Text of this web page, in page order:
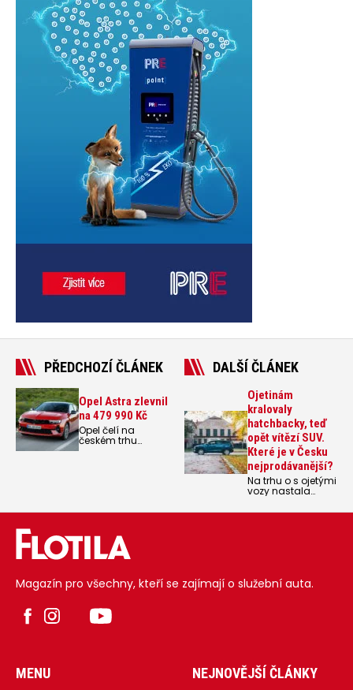
PŘEDCHOZÍ ČLÁNEK
Opel Astra zlevnil
na 479 990 Kč
Opel čelí na
českém trhu
nejstěžejnějších
Astra nyní startuje
na 479 990 Kč.
DALŠÍ ČLÁNEK
Ojetinám
kralovaly
hatchbacky, teď
opět vítězí SUV.
Které je v Česku
nejprodávanější?
Na trhu o s ojetými
vozy nastala
sezóna začala o
SUV.
Magazín pro všechny, kteří se zajímají o služební auta.
MENU NEJNOVĚJŠÍ ČLÁNKY